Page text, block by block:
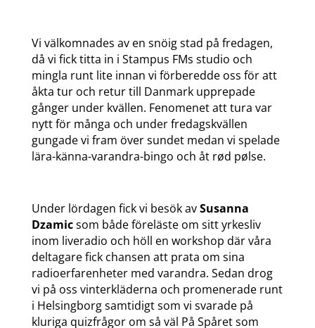
Vi välkomnades av en snöig stad på fredagen,
då vi fick titta in i Stampus FMs studio och
mingla runt lite innan vi förberedde oss för att
åkta tur och retur till Danmark upprepade
gånger under kvällen. Fenomenet att tura var
nytt för många och under fredagskvällen
gungade vi fram över sundet medan vi spelade
lära-känna-varandra-bingo och åt rød pølse.
Under lördagen fick vi besök avSusanna
Dzamicsom både föreläste om sitt yrkesliv
inom liveradio och höll en workshop där våra
deltagare fick chansen att prata om sina
radioerfarenheter med varandra. Sedan drog
vi på oss vinterkläderna och promenerade runt
i Helsingborg samtidigt som vi svarade på
kluriga quizfrågor om så väl På Spåret som